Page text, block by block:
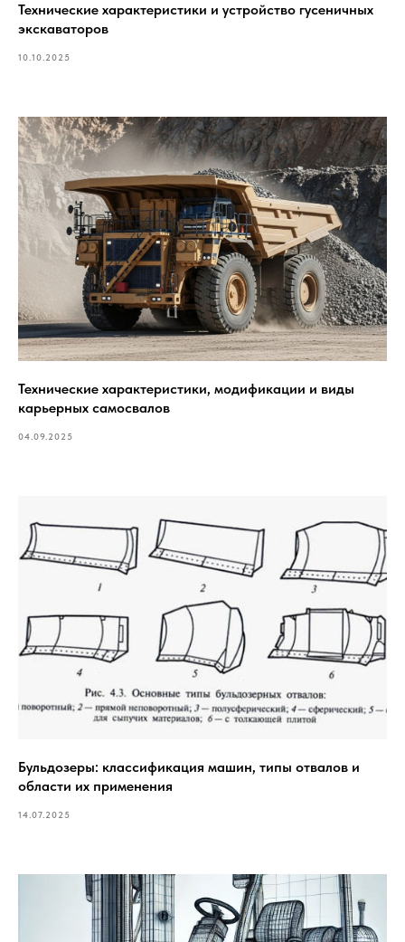
Технические характеристики и устройство гусеничных
экскаваторов
10.10.2025
Технические характеристики, модификации и виды
карьерных самосвалов
04.09.2025
Бульдозеры: классификация машин, типы отвалов и
области их применения
14.07.2025